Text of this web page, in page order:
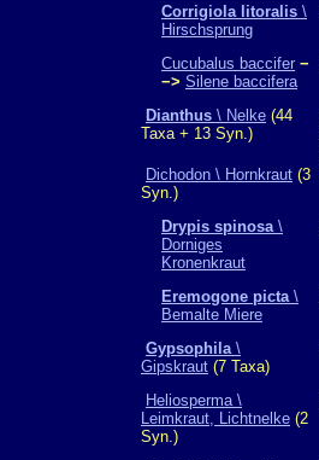
Corrigiola litoralis \
Hirschsprung
Cucubalus baccifer −
−> Silene baccifera
Dianthus \ Nelke (44
Taxa + 13 Syn.)
Dichodon \ Hornkraut (3
Syn.)
Drypis spinosa\
Dorniges
Kronenkraut
Eremogone picta\
Bemalte Miere
Gypsophila\
Gipskraut (7 Taxa)
Heliosperma \
Leimkraut, Lichtnelke (2
Syn.)